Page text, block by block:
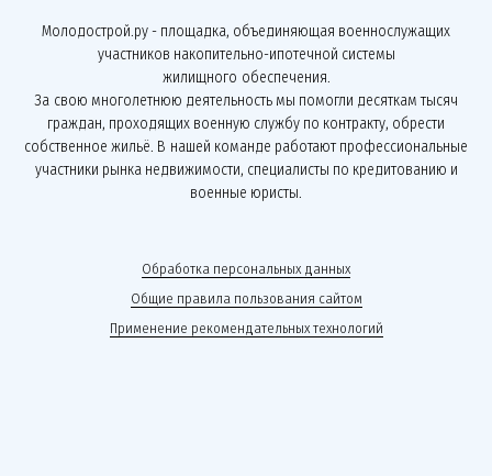
Молодострой.ру - площадка, объединяющая военнослужащих
участников накопительно-ипотечной системы
жилищного обеспечения.
За свою многолетнюю деятельность мы помогли десяткам тысяч
граждан, проходящих военную службу по контракту, обрести
собственное жильё. В нашей команде работают профессиональные
участники рынка недвижимости, специалисты по кредитованию и
военные юристы.
Обработка персональных данных
Общие правила пользования сайтом
Применение рекомендательных технологий